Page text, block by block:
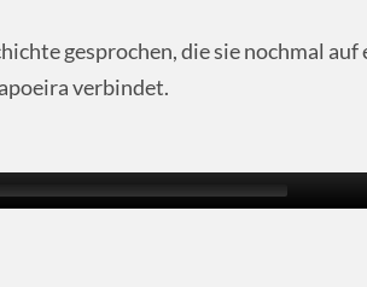
gesprochen, die sie nochmal auf
verbindet.